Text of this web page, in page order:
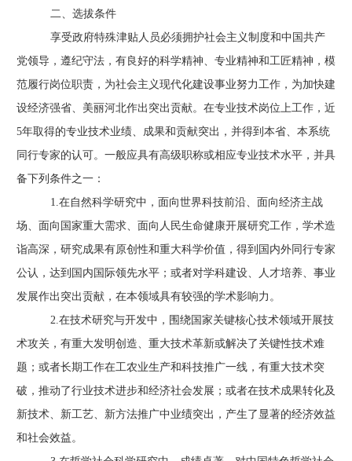
二、选拔条件
享受政府特殊津贴人员必须拥护社会主义制度和中国共产
党领导，遵纪守法，有良好的科学精神、专业精神和工匠精神，模
范履行岗位职责，为社会主义现代化建设事业努力工作，为加快建
设经济强省、美丽河北作出突出贡献。在专业技术岗位上工作，近
5年取得的专业技术业绩、成果和贡献突出，并得到本省、本系统
同行专家的认可。一般应具有高级职称或相应专业技术水平，并具
备下列条件之一：
1.在自然科学研究中，面向世界科技前沿、面向经济主战
场、面向国家重大需求、面向人民生命健康开展研究工作，学术造
诣高深，研究成果有原创性和重大科学价值，得到国内外同行专家
公认，达到国内国际领先水平； 或者对学科建设、人才培养、事业
发展作出突出贡献，在本领域具有较强的学术影响力。
2.在技术研究与开发中，围绕国家关键核心技术领域开展技
术攻关，有重大发明创造、重大技术革新或解决了关键性技术难
题 ； 或者长期工作在工农业生产和科技推广一线，有重大技术突
破，推动了行业技术进步和经济社会发展 ； 或者在技术成果转化及
新技术、新工艺、新方法推广中业绩突出，产生了显著的经济效益
和社会效益。